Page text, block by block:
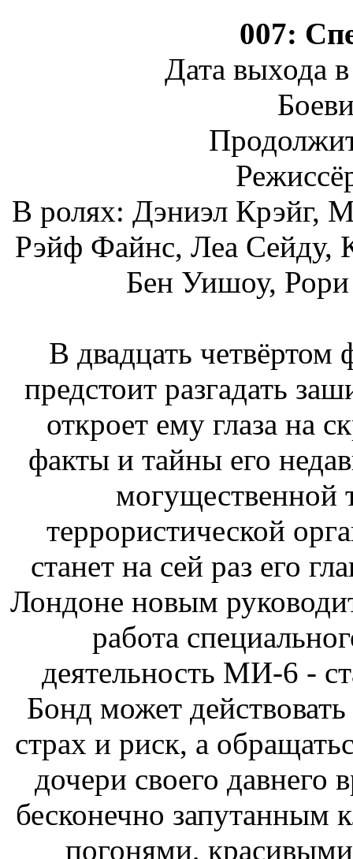
007:
Дата выхода
В ролях: Дэниэл Крэйг,
Рэйф Файнс, Леа Сейду,
Бен Уишоу,
В двадцать
предстоит разгадать
откроет ему глаза на
факты и тайны его
могущественной
террористической
станет на сей раз его
Лондоне новым
работа
деятельность МИ-6 -
Бонд может
страх и риск, а
дочери своего давнего
бесконечно запутанным
погонями,